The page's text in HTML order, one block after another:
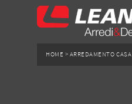
HOME > ARREDAMENTO CASA